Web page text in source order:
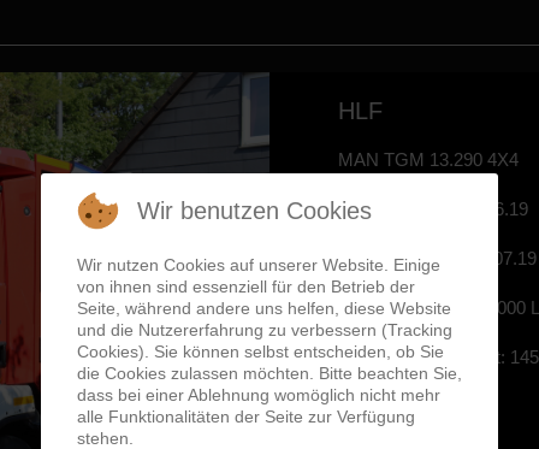
HLF
MAN TGM 13.290 4X4
Erstzulassung: 26.06.19
Indienststellung: 16.07.19
Löschwassertank: 2000 L
Zul.Gesamtgeweicht:
FZG-Daten
Wir benutzen Cookies
Wir nutzen Cookies auf unserer Website. Einige
von ihnen sind essenziell für den Betrieb der
Seite, während andere uns helfen, diese Website
und die Nutzererfahrung zu verbessern (Tracking
Cookies). Sie können selbst entscheiden, ob Sie
die Cookies zulassen möchten. Bitte beachten Sie,
dass bei einer Ablehnung womöglich nicht mehr
alle Funktionalitäten der Seite zur Verfügung
stehen.